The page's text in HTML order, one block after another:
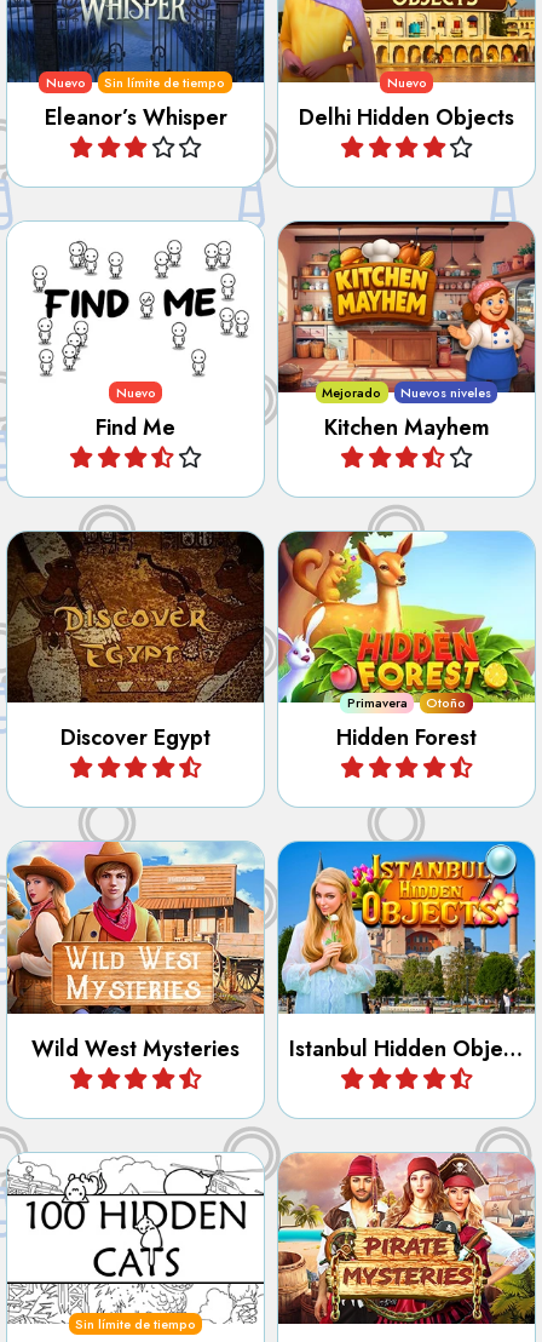
Nuevo Sin límite de tiempo
Eleanor’s Whisper
Manor.
Jugar
Nuevo
Delhi Hidden Objects
ocultos.
Jugar
Nuevo
Find Me
Encuéntrame entre la
multitud.
Jugar
Mejorado Nuevos niveles
Kitchen Mayhem
Ordena el caos en la
cocina.
Jugar
Discover Egypt
Descubre los Monumentos
de Egipto en este juego
Mahjong de Diferencias.
Jugar
Primavera Otoño
Hidden Forest
Intenta encontrar todos los
objetos escondidos en el
bosque.
Jugar
Wild West Mysteries
Encuentra todos los objetos
ocultos, números, letras,
contornos y diferencias en
Wild West Mysteries.
Jugar Istanbul Hidden Objects
Descubre la ciudad de
Estambul en este juego de
objetos ocultos.
Jugar
Sin límite de tiempo
Intenta encontrar los 100
gatos ocultos.
Encuentra todos los objetos
ocultos, números, letras,
contornos y diferencias en
Pirate Mysteries.